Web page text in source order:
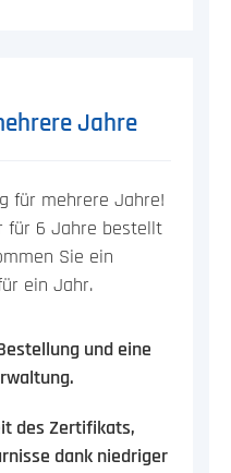
Jahre
für mehrere Jahre!
für 6 Jahre bestellt
Sie ein
ein Jahr.
und eine
des Zertifikats,
dank niedriger